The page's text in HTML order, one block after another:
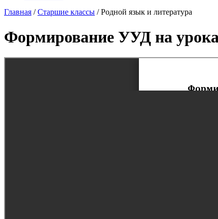
Главная /Старшие классы /Родной язык и литература
Формирование УУД на